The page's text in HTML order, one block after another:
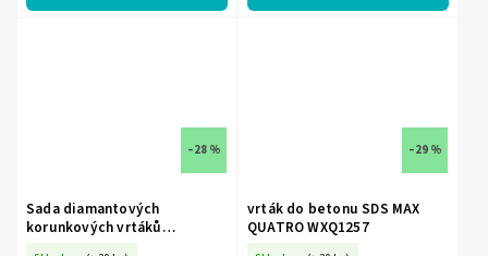
–28 %
Sada diamantových
korunkových vrtáků
–29 %
vrták do betonu SDS MAX
QUATRO WXQ1257